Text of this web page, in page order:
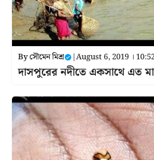
Byসৌমেন মিশ্র |August 6, 2019 ।
দাসপুরের নদীতে একসাথে এত